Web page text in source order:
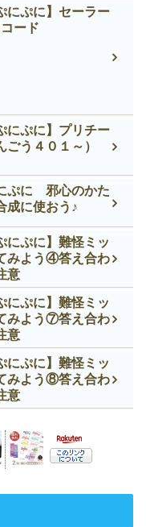
にぷに】セーラー
ード
にぷに】プリチー
う４０１～）
ぷに 邪心のかた
成に使おう♪
にぷに】難怪ミッ
みよう④答え合わ
意
にぷに】難怪ミッ
みよう⑦答え合わ
意
にぷに】難怪ミッ
みよう⑧答え合わ
意